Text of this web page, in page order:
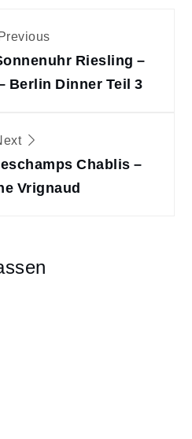
Riesling –
Berlin Dinner Teil 3
Chablis –
Vrignaud